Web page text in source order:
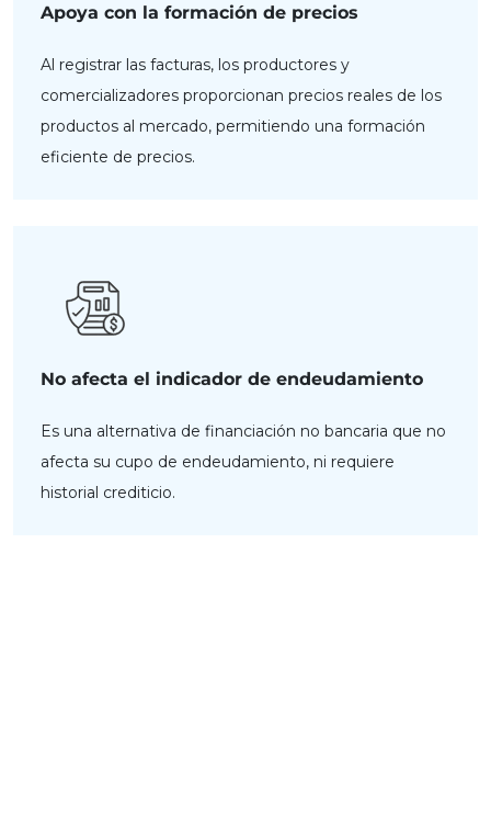
Apoya con la formación de precios
Al registrar las facturas, los productores y
comercializadores proporcionan precios reales de los
productos al mercado, permitiendo una formación
eficiente de precios.
No afecta el indicador de endeudamiento
Es una alternativa de financiación no bancaria que no
afecta su cupo de endeudamiento, ni requiere
historial crediticio.